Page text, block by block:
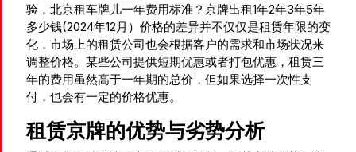
验，北京租车牌儿一年费用标准？京牌出租1年2年3年5年
多少钱(2024年12月）价格的差异并不仅仅是租赁年限的变
化，市场上的租赁公司也会根据客户的需求和市场状况来
调整价格。某些公司提供短期优惠或者打包优惠，租赁三
年的费用虽然高于一年期的总价，但如果选择一次性支
付，也会有一定的价格优惠。
租赁京牌的优势与劣势分析